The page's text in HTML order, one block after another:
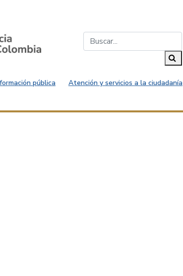
pública Atención y servicios a la ciudadanía